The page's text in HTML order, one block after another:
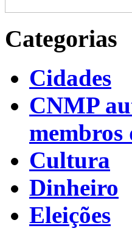
Categorias
Cidades
CNMP
Cultura
Dinheiro
Eleições